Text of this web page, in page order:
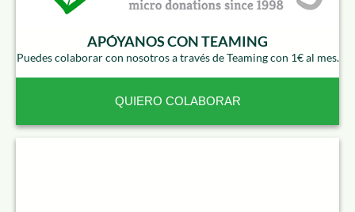
APÓYANOS CON TEAMING
Puedes colaborar con nosotros a través de Teaming con 1€ al mes.
QUIERO COLABORAR